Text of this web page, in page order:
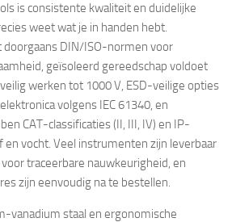
is consistente kwaliteit en duidelijke
weet wat je in handen hebt.
doorgaans DIN/ISO-normen voor
geïsoleerd gereedschap voldoet
werken tot 1000 V, ESD-veilige opties
volgens IEC 61340, en
CAT-classificaties (II, III, IV) en IP-
vocht. Veel instrumenten zijn leverbaar
traceerbare nauwkeurigheid, en
zijn eenvoudig na te bestellen.
vanadium staal en ergonomische